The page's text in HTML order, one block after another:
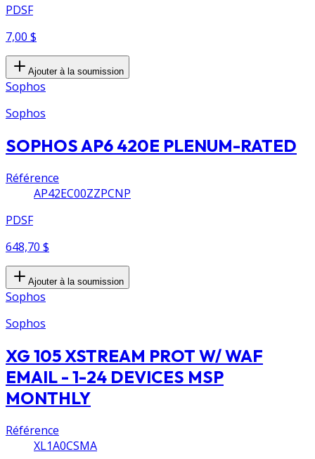
PDSF
7,00 $
Ajouter à la soumission
Sophos
Sophos
SOPHOS AP6 420E PLENUM-RATED
Référence
AP42EC00ZZPCNP
PDSF
648,70 $
Ajouter à la soumission
Sophos
Sophos
XG 105 XSTREAM PROT W/ WAF
EMAIL - 1-24 DEVICES MSP
MONTHLY
Référence
XL1A0CSMA